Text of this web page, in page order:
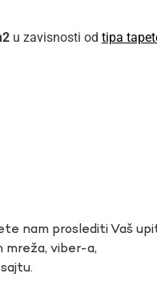
u zavisnosti od tipa
nam proslediti Vaš
mreža, viber-a,